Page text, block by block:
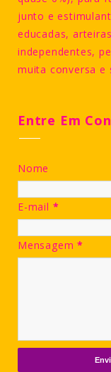
junto e
educadas,
independentes,
muita conversa e
Entre Em
Nome
E-mail *
Mensagem*